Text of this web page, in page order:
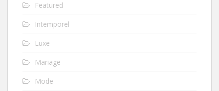
Featured
Intemporel
Luxe
Mariage
Mode